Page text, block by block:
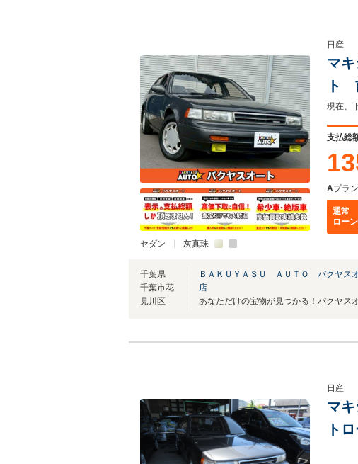
セダン 灰真珠
日産
マ
ト
支払総
Aプラン
通常
ロー
千葉県
千葉市花
見川区
ＢＡＫＵＹＡＳＵ ＡＵＴＯ バクヤス
店
日産
マ
ト